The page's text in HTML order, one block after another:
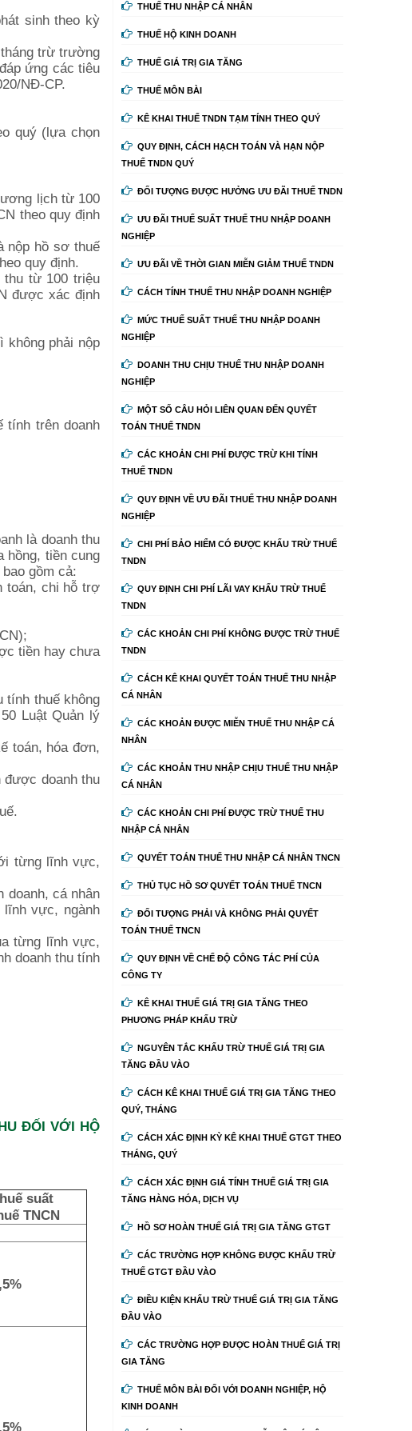
sinh theo kỳ
trừ trường
ứng các tiêu
NĐ-CP.
quý (lựa chọn
lịch từ 100
theo quy định
nộp hồ sơ thuế
quy định.
thu từ 100 triệu
được xác định
không phải nộp
tính trên doanh
là doanh thu
hồng, tiền cung
gồm cả:
toán, chi hỗ trợ
tiền hay chưa
tính thuế không
Luật Quản lý
toán, hóa đơn,
được doanh thu
từng lĩnh vực,
doanh, cá nhân
vực, ngành
từng lĩnh vực,
doanh thu tính
ĐỐI VỚI HỘ
suất
TNCN
THUẾ THU NHẬP CÁ NHÂN
THUẾ HỘ KINH DOANH
THUẾ GIÁ TRỊ GIA TĂNG
THUẾ MÔN BÀI
KÊ KHAI THUẾ TNDN TẠM TÍNH THEO QUÝ
QUY ĐỊNH, CÁCH HẠCH TOÁN VÀ HẠN NỘP
THUẾ TNDN QUÝ
ĐỐI TƯỢNG ĐƯỢC HƯỞNG ƯU ĐÃI THUẾ TNDN
ƯU ĐÃI THUẾ SUẤT THUẾ THU NHẬP DOANH
NGHIỆP
ƯU ĐÃI VỀ THỜI GIAN MIỄN GIẢM THUẾ TNDN
CÁCH TÍNH THUẾ THU NHẬP DOANH NGHIỆP
MỨC THUẾ SUẤT THUẾ THU NHẬP DOANH
NGHIỆP
DOANH THU CHỊU THUẾ THU NHẬP DOANH
NGHIỆP
MỘT SỐ CÂU HỎI LIÊN QUAN ĐẾN QUYẾT
TOÁN THUẾ TNDN
CÁC KHOẢN CHI PHÍ ĐƯỢC TRỪ KHI TÍNH
THUẾ TNDN
QUY ĐỊNH VỀ ƯU ĐÃI THUẾ THU NHẬP DOANH
NGHIỆP
CHI PHÍ BẢO HIỂM CÓ ĐƯỢC KHẤU TRỪ THUẾ
TNDN
QUY ĐỊNH CHI PHÍ LÃI VAY KHẤU TRỪ THUẾ
TNDN
CÁC KHOẢN CHI PHÍ KHÔNG ĐƯỢC TRỪ THUẾ
TNDN
CÁCH KÊ KHAI QUYẾT TOÁN THUẾ THU NHẬP
CÁ NHÂN
CÁC KHOẢN ĐƯỢC MIỄN THUẾ THU NHẬP CÁ
NHÂN
CÁC KHOẢN THU NHẬP CHỊU THUẾ THU NHẬP
CÁ NHÂN
CÁC KHOẢN CHI PHÍ ĐƯỢC TRỪ THUẾ THU
NHẬP CÁ NHÂN
QUYẾT TOÁN THUẾ THU NHẬP CÁ NHÂN TNCN
THỦ TỤC HỒ SƠ QUYẾT TOÁN THUẾ TNCN
ĐỐI TƯỢNG PHẢI VÀ KHÔNG PHẢI QUYẾT
TOÁN THUẾ TNCN
QUY ĐỊNH VỀ CHẾ ĐỘ CÔNG TÁC PHÍ CỦA
CÔNG TY
KÊ KHAI THUẾ GIÁ TRỊ GIA TĂNG THEO
PHƯƠNG PHÁP KHẤU TRỪ
NGUYÊN TẮC KHẤU TRỪ THUẾ GIÁ TRỊ GIA
TĂNG ĐẦU VÀO
CÁCH KÊ KHAI THUẾ GIÁ TRỊ GIA TĂNG THEO
QUÝ, THÁNG
CÁCH XÁC ĐỊNH KỲ KÊ KHAI THUẾ GTGT THEO
THÁNG, QUÝ
CÁCH XÁC ĐỊNH GIÁ TÍNH THUẾ GIÁ TRỊ GIA
TĂNG HÀNG HÓA, DỊCH VỤ
HỒ SƠ HOÀN THUẾ GIÁ TRỊ GIA TĂNG GTGT
CÁC TRƯỜNG HỢP KHÔNG ĐƯỢC KHẤU TRỪ
THUẾ GTGT ĐẦU VÀO
ĐIỀU KIỆN KHẤU TRỪ THUẾ GIÁ TRỊ GIA TĂNG
ĐẦU VÀO
CÁC TRƯỜNG HỢP ĐƯỢC HOÀN THUẾ GIÁ TRỊ
GIA TĂNG
THUẾ MÔN BÀI ĐỐI VỚI DOANH NGHIỆP, HỘ
KINH DOANH